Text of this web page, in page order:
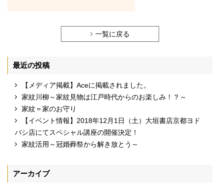
一覧に戻る
最近の投稿
【メディア掲載】Aceに掲載されました。
家紋川柳～家紋見物は江戸時代からのお楽しみ！？～
家紋＝家のお守り
【イベント情報】2018年12月1日（土）大垣書店京都ヨド
バシ店にてスペシャル講座の開催決定！
家紋活用～冠婚葬祭から解き放とう～
アーカイブ